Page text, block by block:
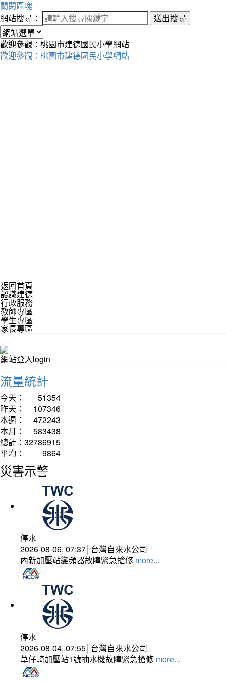
關閉區塊
網站搜尋：
送出搜尋
歡迎參觀：桃園市建德國民小學網站
歡迎參觀：桃園市建德國民小學網站
返回首頁
認識建德
行政服務
教師專區
學生專區
家長專區
網站登入login
流量統計
今天：
51354
昨天：
107346
本週：
472243
本月：
583438
總計： 32786915
平均：
9864
災害示警
停水
2026-08-06, 07:37│台灣自來水公司
內新加壓站變頻器故障緊急搶修 more...
停水
2026-08-04, 07:55│台灣自來水公司
草仔崎加壓站1號抽水機故障緊急搶修 more...